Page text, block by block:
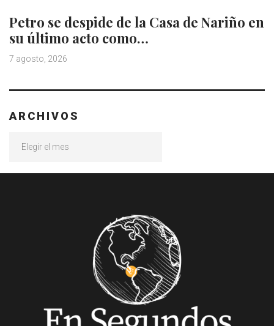
Petro se despide de la Casa de Nariño en
su último acto como…
7 agosto, 2026
ARCHIVOS